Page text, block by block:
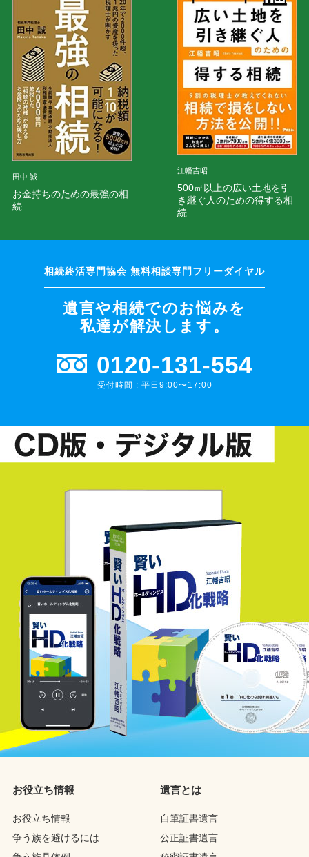
田中 誠
お金持ちのための最強の相
続
江幡吉昭
500㎡以上の広い土地を引
き継ぐ人のための得する相
続
遺言や相続でのお悩みを
私達が解決します。
0120-131-554
受付時間 : 平日9:00〜17:00
お役立ち情報
お役立ち情報
争う族を避けるには
遺言とは
自筆証書遺言
公正証書遺言